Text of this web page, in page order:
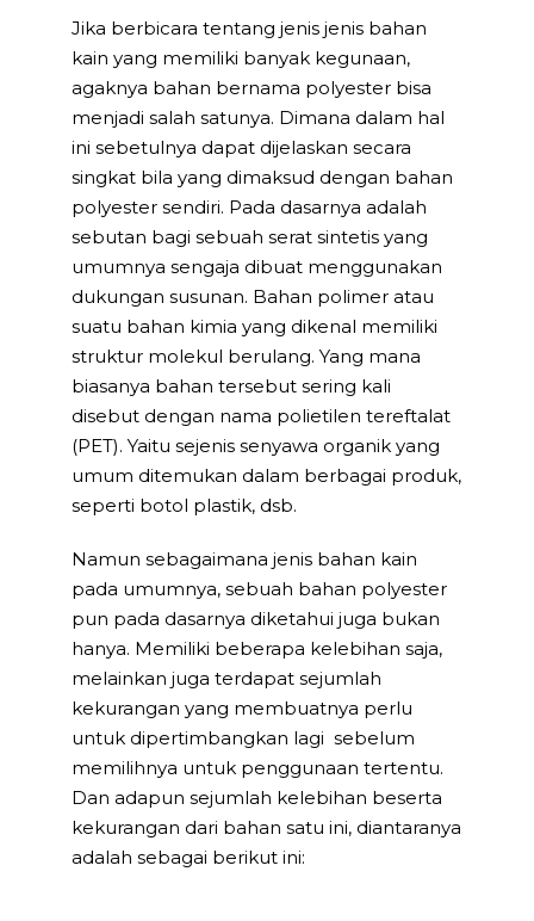
Jika berbicara tentang jenis jenis bahan
kain yang memiliki banyak kegunaan,
agaknya bahan bernama polyester bisa
menjadi salah satunya. Dimana dalam hal
ini sebetulnya dapat dijelaskan secara
singkat bila yang dimaksud dengan bahan
polyester sendiri. Pada dasarnya adalah
sebutan bagi sebuah serat sintetis yang
umumnya sengaja dibuat menggunakan
dukungan susunan. Bahan polimer atau
suatu bahan kimia yang dikenal memiliki
struktur molekul berulang. Yang mana
biasanya bahan tersebut sering kali
disebut dengan nama polietilen tereftalat
(PET). Yaitu sejenis senyawa organik yang
umum ditemukan dalam berbagai produk,
seperti botol plastik, dsb.
Namun sebagaimana jenis bahan kain
pada umumnya, sebuah bahan polyester
pun pada dasarnya diketahui juga bukan
hanya. Memiliki beberapa kelebihan saja,
melainkan juga terdapat sejumlah
kekurangan yang membuatnya perlu
untuk dipertimbangkan lagi sebelum
memilihnya untuk penggunaan tertentu.
Dan adapun sejumlah kelebihan beserta
kekurangan dari bahan satu ini, diantaranya
adalah sebagai berikut ini: